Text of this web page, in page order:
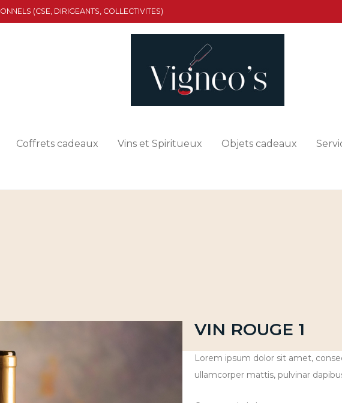
(CSE, DIRIGEANTS, COLLECTIVITES)
Coffrets cadeaux Vins et Spiritueux Objets cadeaux
VIN ROUGE 1
Lorem ipsum dolor sit amet,
ullamcorper mattis, pulvinar